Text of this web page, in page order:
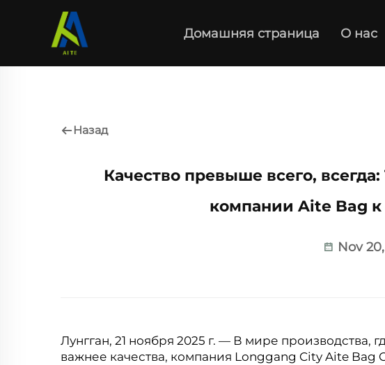
Домашняя страница О нас
Назад
Качество превыше всего,
компании Aite Bag
Nov
Лунгган, 21 ноября 2025 г. — В мире производства,
важнее качества, компания Longgang City Aite Bag